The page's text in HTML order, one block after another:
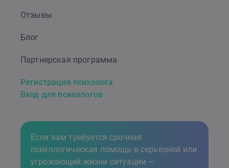
Отзывы
Блог
Партнерская программа
Регистрация психолога
Вход для психологов
Если вам требуется срочная
психологическая помощь в серьезной или
угрожающей жизни ситуации —